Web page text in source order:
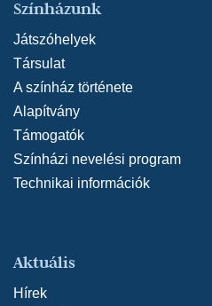
Színházunk
Játszóhelyek
Társulat
A színház története
Alapítvány
Támogatók
Színházi nevelési program
Technikai információk
Aktuális
Hírek